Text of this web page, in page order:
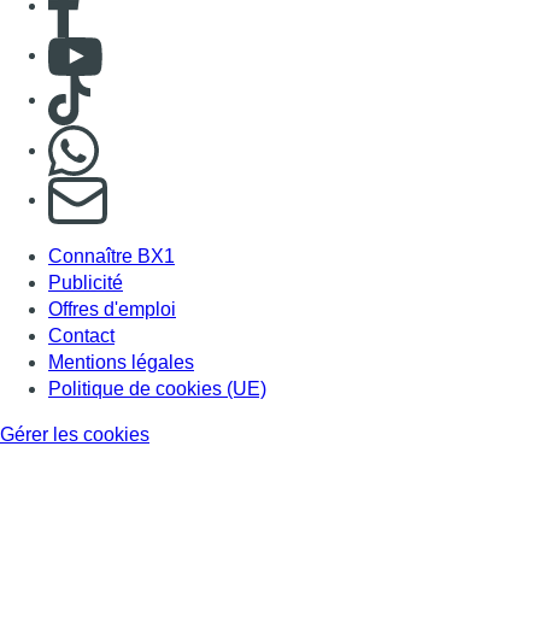
Consulter Youtube
Consulter TikTok
S'abonner à notre newsletter
Connaître BX1
Publicité
Offres d'emploi
Contact
Mentions légales
Politique de cookies (UE)
Gérer les cookies